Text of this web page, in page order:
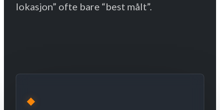
lokasjon” ofte bare “best målt”.